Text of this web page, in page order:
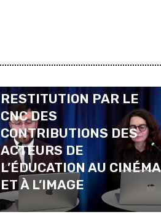
RESTITUTION PAR LE
CNC DES
CONTRIBUTIONS DES
ACTEURS DE
L’ÉDUCATION AU CINÉMA
ET À L’IMAGE